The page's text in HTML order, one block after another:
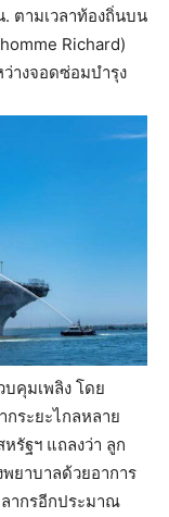
ตามเวลาท้องถิ่นบน
Richard)
างจอดซ่อมบำรุง
บคุมเพลิง โดย
ระยะไกลหลาย
หรัฐฯ แถลงว่า ลูก
ยาบาลด้วยอาการ
ากรอีกประมาณ